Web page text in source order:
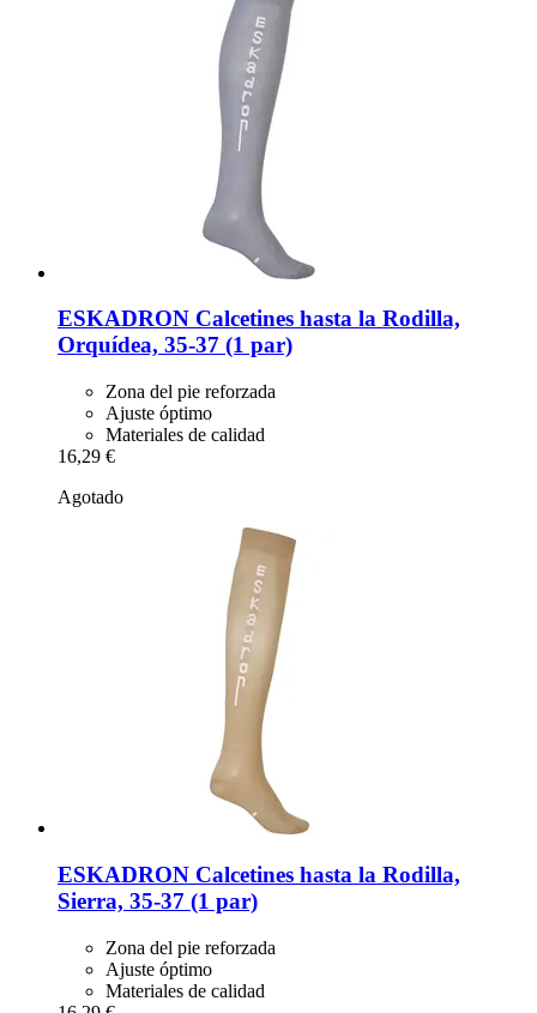
ESKADRON Calcetines hasta la Rodilla,
Orquídea, 35-​37 (1 par)
Zona del pie reforzada
Ajuste óptimo
Materiales de calidad
16,29 €
Agotado
ESKADRON Calcetines hasta la Rodilla,
Sierra, 35-​37 (1 par)
Zona del pie reforzada
Ajuste óptimo
Materiales de calidad